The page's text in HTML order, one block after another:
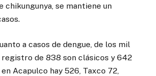
chikungunya, se mantiene un
a casos de dengue, de los mil
de 838 son clásicos y 642
Acapulco hay 526, Taxco 72,